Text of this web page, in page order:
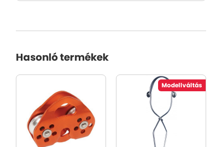
Hasonló termékek
Modellváltás